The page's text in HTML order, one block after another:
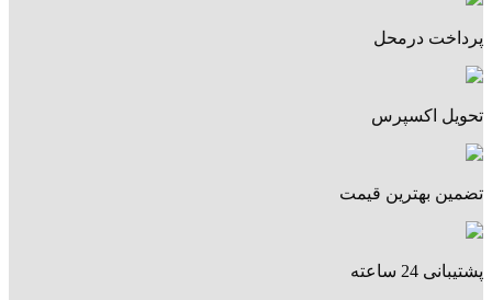
پرداخت درمحل
تحویل اکسپرس
تضمین بهترین قیمت
پشتیبانی 24 ساعته